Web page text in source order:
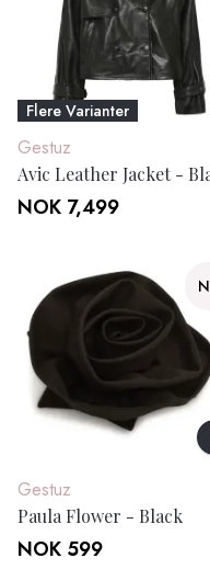
Flere Varianter
Gestuz
Avic Leather Jacket -
NOK 7,499
Gestuz
Paula Flower - Black
NOK 599